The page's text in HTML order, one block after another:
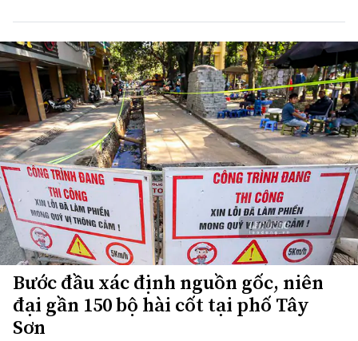
Bước đầu xác định nguồn gốc, niên
đại gần 150 bộ hài cốt tại phố Tây
Sơn